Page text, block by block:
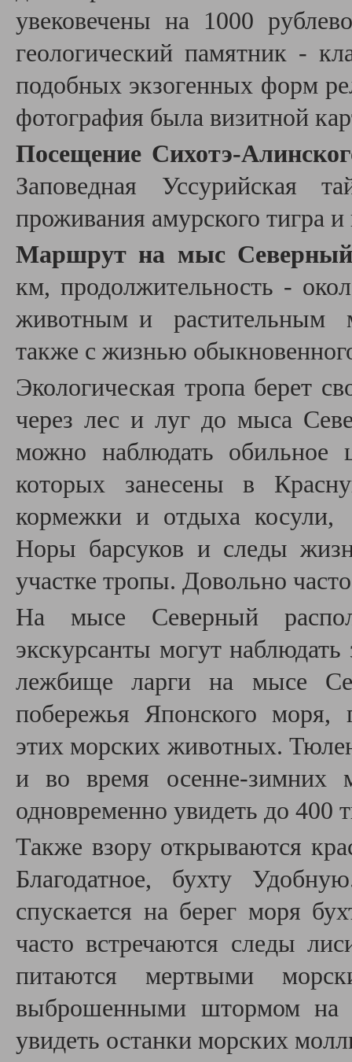
увековечены на 1000
геологический памятник -
подобных экзогенных форм
фотография была визитной
Посещение Сихотэ-
Заповедная Уссурийская
проживания амурского тигра
Маршрут на мыс Северный
км, продолжительность -
животным и растительным
также с жизнью
Экологическая тропа берет
через лес и луг до мыса
можно наблюдать обильное
которых занесены в
кормежки и отдыха косули,
Норы барсуков и следы
участке тропы. Довольно
На мысе Северный
экскурсанты могут
лежбище ларги на мысе
побережья Японского моря,
этих морских животных.
и во время осенне-
одновременно увидеть до 400
Также взору открываются
Благодатное, бухту
спускается на берег моря
часто встречаются следы
питаются мертвыми
выброшенными штормом на
увидеть останки морских